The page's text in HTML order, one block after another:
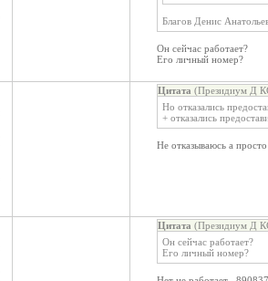
Благов Денис
Он сейчас работает?
Его личный номер?
Цитата (Президиум Д
Но отказались
+ отказались
Не отказываюсь а
Цитата (Президиум Д
Он сейчас работает?
Его личный номер?